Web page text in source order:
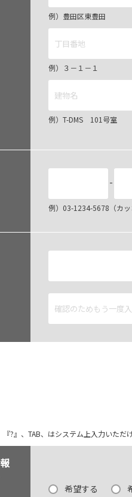
例）豊田区東豊田
例）３－１－１
例）T-DMS 101号室
-
例）03-1234-5678（カ
?』、TAB、はシステム上入力いただ
希望する